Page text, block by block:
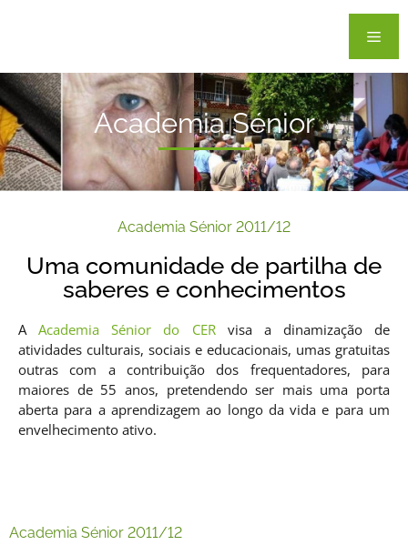
Academia Sénior
Academia Sénior 2011/12
Uma comunidade de partilha de
saberes e conhecimentos
AAcademia Sénior do CERvisa a dinamização de
atividades culturais, sociais e educacionais, umas gratuitas
outras com a contribuição dos frequentadores, para
maiores de 55 anos, pretendendo ser mais uma porta
aberta para a aprendizagem ao longo da vida e para um
envelhecimento ativo.
Academia Sénior 2011/12